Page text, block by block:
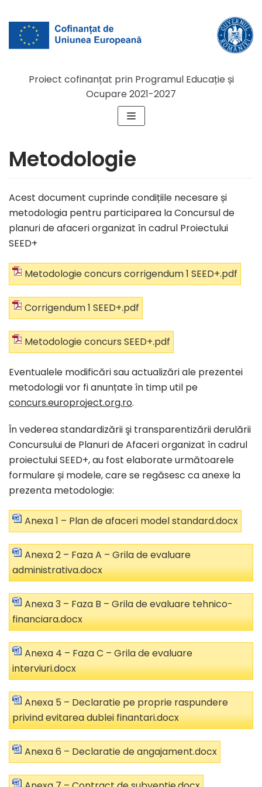
to
content
Proiect cofinanțat prin Programul Educație și
Ocupare 2021-2027
Metodologie
Acest document cuprinde condițiile necesare și
metodologia pentru participarea la Concursul de
planuri de afaceri organizat în cadrul Proiectului
SEED+
Metodologie concurs corrigendum 1 SEED+.pdf
Corrigendum 1 SEED+.pdf
Metodologie concurs SEED+.pdf
Eventualele modificări sau actualizări ale prezentei
metodologii vor fi anunțate în timp util pe
concurs.europroject.org.ro.
În vederea standardizării şi transparentizării derulării
Concursului de Planuri de Afaceri organizat în cadrul
proiectului SEED+, au fost elaborate următoarele
formulare și modele, care se regăsesc ca anexe la
prezenta metodologie:
Anexa 1 – Plan de afaceri model standard.docx
Anexa 2 – Faza A – Grila de evaluare
administrativa.docx
Anexa 3 – Faza B – Grila de evaluare tehnico-
financiara.docx
Anexa 4 – Faza C – Grila de evaluare
interviuri.docx
Anexa 5 – Declaratie pe proprie raspundere
privind evitarea dublei finantari.docx
Anexa 6 – Declaratie de angajament.docx